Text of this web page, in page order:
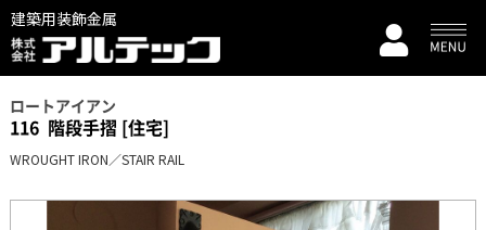
建築用装飾金属
ロートアイアン
116 階段手摺 [住宅]
WROUGHT IRON／STAIR RAIL